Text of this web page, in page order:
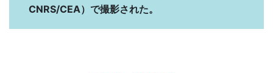
CNRS/CEA）で撮影された。